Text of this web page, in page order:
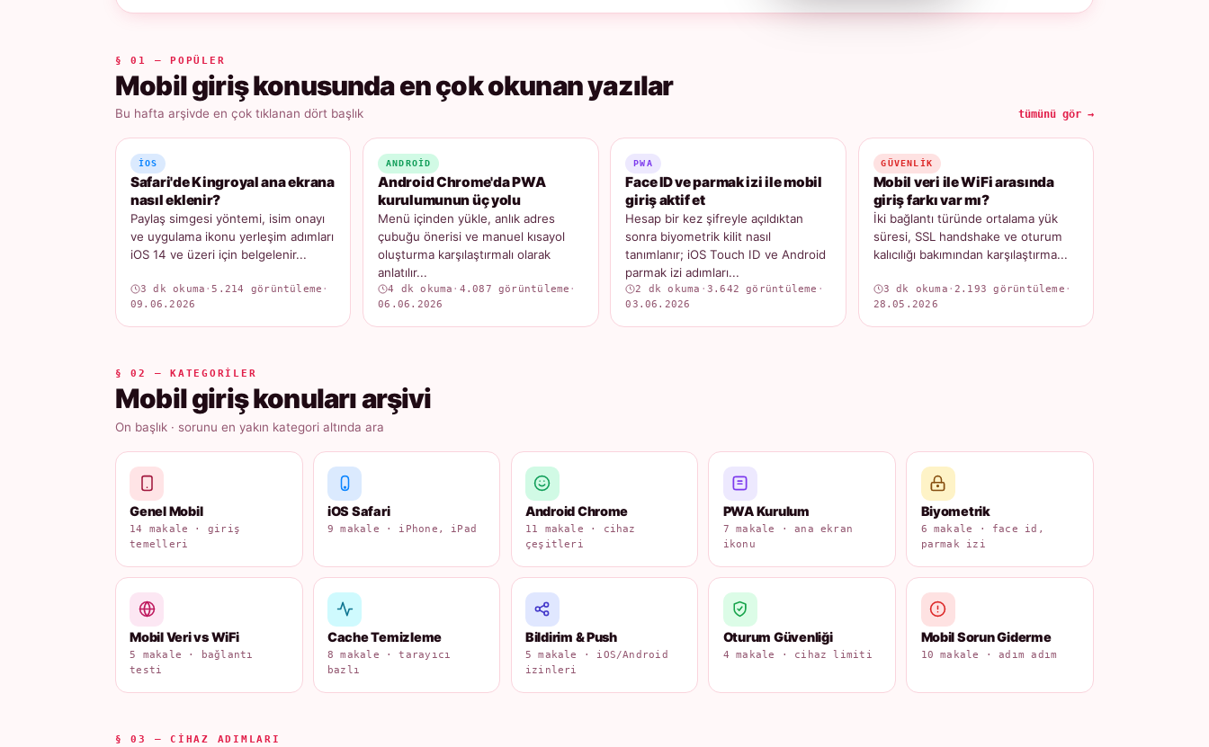
§ 01 — POPÜLER
Mobil giriş konusunda en çok okunan yazılar
Bu hafta arşivde en çok tıklanan dört başlık tümünü gör →
IOS
Safari'de Kingroyal ana ekrana
nasıl eklenir?
Paylaş simgesi yöntemi, isim onayı
ve uygulama ikonu yerleşim adımları
iOS 14 ve üzeri için belgelenir...
3 dk okuma ·5.214 görüntüleme ·
09.06.2026
ANDROID
Android Chrome'da PWA
kurulumunun üç yolu
Menü içinden yükle, anlık adres
çubuğu önerisi ve manuel kısayol
oluşturma karşılaştırmalı olarak
anlatılır...
4 dk okuma · 4.087 görüntüleme ·
06.06.2026
PWA
Face ID ve parmak izi ile mobil
giriş aktif et
Hesap bir kez şifreyle açıldıktan
sonra biyometrik kilit nasıl
tanımlanır; iOS Touch ID ve Android
parmak izi adımları...
2 dk okuma · 3.642 görüntüleme ·
03.06.2026
GÜVENLIK
Mobil veri ile WiFi arasında
giriş farkı var mı?
İki bağlantı türünde ortalama yük
süresi, SSL handshake ve oturum
kalıcılığı bakımından karşılaştırma...
3 dk okuma ·2.193 görüntüleme ·
28.05.2026
§ 02 — KATEGORILER
Mobil giriş konuları arşivi
On başlık · sorunu en yakın kategori altında ara
Genel Mobil
14 makale · giriş
temelleri
iOS Safari
9 makale · iPhone, iPad
Android Chrome
11 makale · cihaz
çeşitleri
PWA Kurulum
7 makale · ana ekran
ikonu
Biyometrik
6 makale · face id,
parmak izi
Mobil Veri vs WiFi
5 makale · bağlantı
testi
Cache Temizleme
8 makale · tarayıcı
bazlı
Bildirim & Push
5 makale · iOS/Android
izinleri
Oturum Güvenliği
4 makale · cihaz limiti
Mobil Sorun Giderme
10 makale · adım adım
§ 03 — CIHAZ ADIMLARI